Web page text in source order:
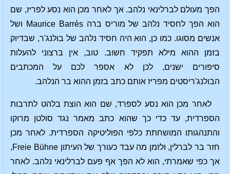
הפך מעולם לברלינאי נלהב. אך לאחר מכן הוא נסע לפריז, שם
הוא הפך לחסיד נלהב של מוריס ברה Maurice Barrès ושל
אנשים מסוגו. כמו כן, הוא היה חסיד נלהב של בולנג'ר, שבדיוק
בזמן ההוא מילא תפקיד חשוב. טוב, אין ברצוני להעלות
סיפורים ישנים, לכן לא אספר לכם על המכתבים
הבולנג'ריסטים מפריז אותם כתב בזמן ההוא בר הנלהב.
לאחר מכן הוא נסע לספרד, שם הוא הוצת בלהט לתרבות
הספרדית, עד כדי כך שהוא כתב מאמר נגד סולטן מרוקו
והתנהגותו המושחתת כלפי הפוליטיקה הספרדית. לאחר מכן
חזר בר לברלין, ולזמן מה עבד כעורך של העיתון Freie Bühne,
אך כפי שאמרתי, הוא לא הפך אף פעם לברלינאי נלהב. לאחר